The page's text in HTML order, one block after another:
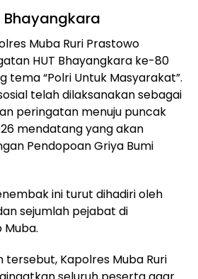
Bhayangkara
Muba Ruri Prastowo
HUT Bhayangkara ke-80
tema “Polri Untuk Masyarakat”.
telah dilaksanakan sebagai
peringatan menuju puncak
mendatang yang akan
Pendopoan Griya Bumi
ini turut dihadiri oleh
sejumlah pejabat di
Muba.
Kapolres Muba Ruri